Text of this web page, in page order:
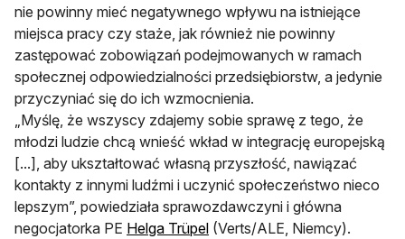
nie powinny mieć negatywnego wpływu na istniejące
miejsca pracy czy staże, jak również nie powinny
zastępować zobowiązań podejmowanych w ramach
społecznej odpowiedzialności przedsiębiorstw, a jedynie
przyczyniać się do ich wzmocnienia.
„Myślę, że wszyscy zdajemy sobie sprawę z tego, że
młodzi ludzie chcą wnieść wkład w integrację europejską
[...], aby ukształtować własną przyszłość, nawiązać
kontakty z innymi ludźmi i uczynić społeczeństwo nieco
lepszym”, powiedziała sprawozdawczyni i główna
negocjatorka PE Helga Trüpel (Verts/ALE, Niemcy).